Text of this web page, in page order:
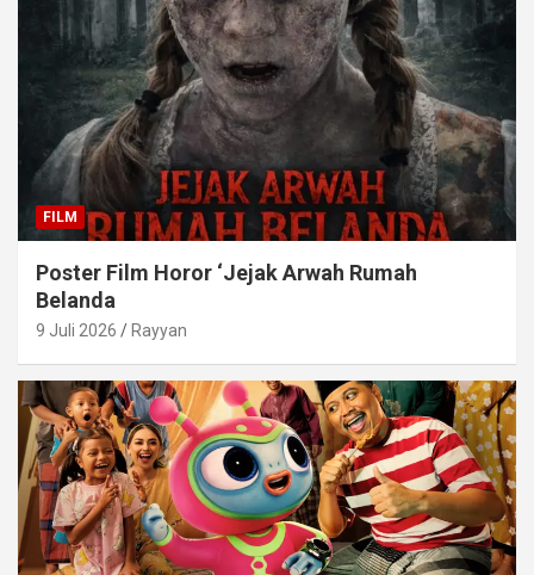
FILM
Poster Film Horor ‘Jejak Arwah Rumah
Belanda
9 Juli 2026 Rayyan